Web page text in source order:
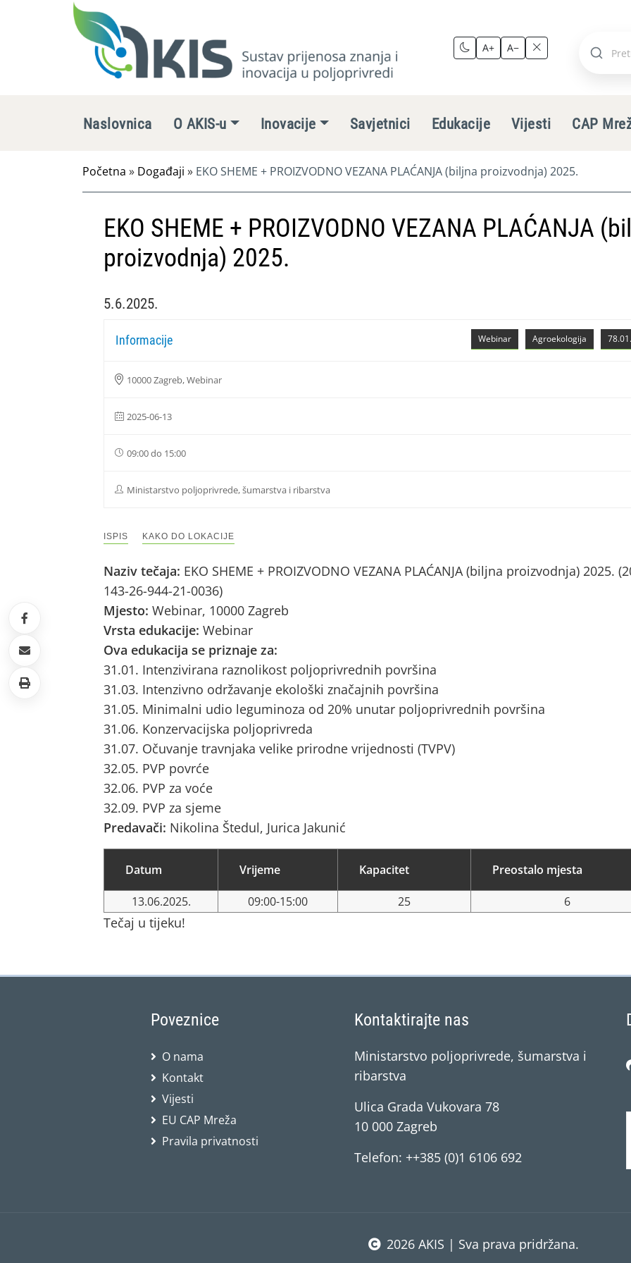
A+ A−
Pretraži
Naslovnica O AKIS-u Inovacije Savjetnici Edukacije Vijesti CAP
Početna » Događaji » EKO SHEME + PROIZVODNO VEZANA PLAĆANJA (biljna proizvodnja) 2025.
EKO SHEME + PROIZVODNO VEZANA PLAĆANJA
proizvodnja) 2025.
5.6.2025.
Agroekologija
Webinar
Informacije
10000 Zagreb, Webinar
2025-06-13
09:00 do 15:00
Ministarstvo poljoprivrede, šumarstva i ribarstva
ISPIS KAKO DO LOKACIJE
Naziv tečaja: EKO SHEME + PROIZVODNO VEZANA PLAĆANJA (biljna proizvodnja) 2025.
143-26-944-21-0036)
Mjesto: Webinar, 10000 Zagreb
Vrsta edukacije: Webinar
Ova edukacija se priznaje za:
31.01. Intenzivirana raznolikost poljoprivrednih površina
31.03. Intenzivno održavanje ekološki značajnih površina
31.05. Minimalni udio leguminoza od 20% unutar poljoprivrednih površina
31.06. Konzervacijska poljoprivreda
31.07. Očuvanje travnjaka velike prirodne vrijednosti (TVPV)
32.05. PVP povrće
32.06. PVP za voće
32.09. PVP za sjeme
Predavači: Nikolina Štedul, Jurica Jakunić
Datum Vrijeme Kapacitet Preostalo mjesta
13.06.2025. 09:00-15:00 25 6
Tečaj u tijeku!
Poveznice
O nama
Kontakt
Vijesti
EU CAP Mreža
Pravila privatnosti
Kontaktirajte nas
Ministarstvo poljoprivrede, šumarstva i
ribarstva
Ulica Grada Vukovara 78
10 000 Zagreb
Telefon: ++385 (0)1 6106 692
2026 AKIS | Sva prava pridržana.